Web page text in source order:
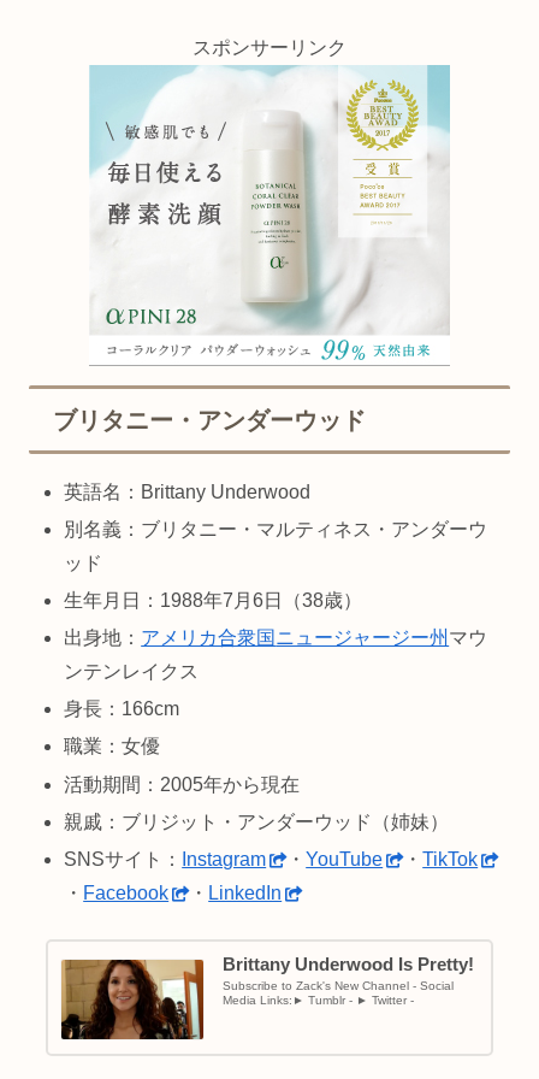
スポンサーリンク
ブリタニー・アンダーウッド
英語名：Brittany Underwood
別名義：ブリタニー・マルティネス・アンダーウ
ッド
生年月日：1988年7月6日（38歳）
出身地： アメリカ合衆国 ニュージャージー州 マウ
ンテンレイクス
身長：166cm
職業：女優
活動期間：2005年から現在
親戚：ブリジット・アンダーウッド（姉妹）
SNSサイト：
Instagram ・YouTube ・TikTok
・ Facebook ・ LinkedIn
Brittany Underwood Is Pretty!
Subscribe to Zack's New Channel - Social
Media Links:► Tumblr - ► Twitter -